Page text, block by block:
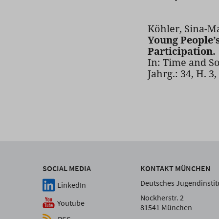
Köhler, Sina-
Young
Participation.
In: Time and
Jahrg.: 34, H. 3,
SOCIAL MEDIA
LinkedIn
Youtube
KONTAKT MÜNCHEN
Deutsches
Nockherstr. 2
81541 München